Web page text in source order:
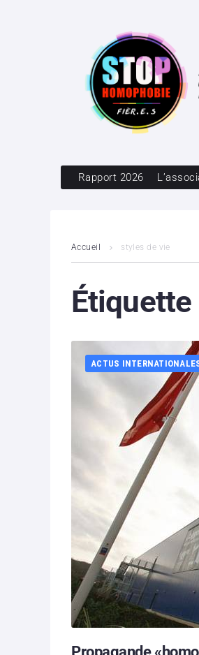
Rapport 2026
Accueil styles de vie
Étiquette
ACTUS